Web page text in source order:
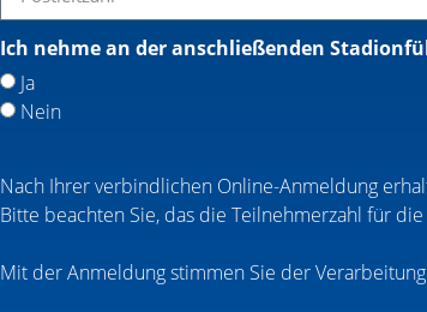
Ich nehme an der anschließenden
Ja
Nein
Nach Ihrer verbindlichen Online-Anmeldung
Bitte beachten Sie, das die Teilnehmerzahl für
Mit der Anmeldung stimmen Sie der